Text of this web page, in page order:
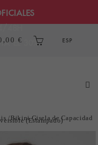
48H
EL 30%
€ ESP
Bikini Gisela de Capacidad
(Estampado)